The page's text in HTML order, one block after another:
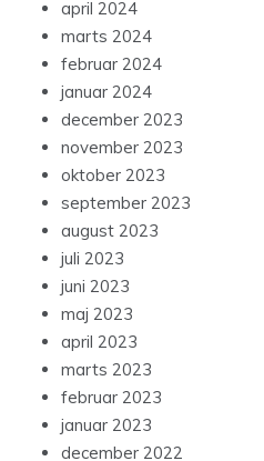
april 2024
marts 2024
februar 2024
januar 2024
december 2023
november 2023
oktober 2023
september 2023
august 2023
juli 2023
juni 2023
maj 2023
april 2023
marts 2023
februar 2023
januar 2023
december 2022